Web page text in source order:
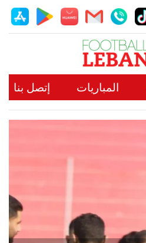
المباريات إتصل بنا